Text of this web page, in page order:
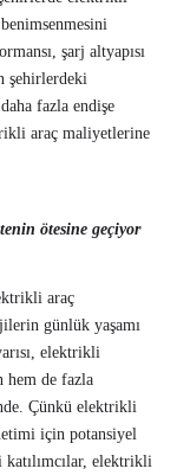
şarj altyapısı
şehirlerdeki
fazla endişe
araç maliyetlerine
ötesine geçiyor
araç
günlük yaşamı
elektrikli
hem de fazla
Çünkü elektrikli
için potansiyel
elektrikli